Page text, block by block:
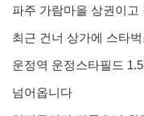
파주 가람마을 상권이
최근 건너 상가에 스타
운정역 운정스타필드
넘어옵니다